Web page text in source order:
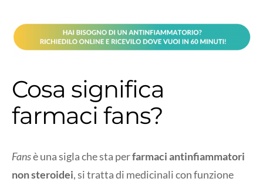
Cosa significa
farmaci fans?
Fansè una sigla che sta perfarmaci antinfiammatori
non steroidei, si tratta di medicinali con funzione